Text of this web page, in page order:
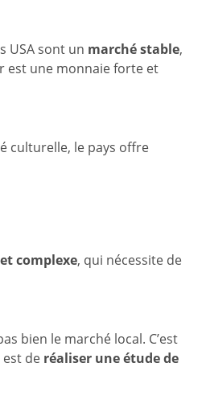
USA sont un marché stable,
est une monnaie forte et
culturelle, le pays offre
complexe, qui nécessite de
bien le marché local. C’est
de réaliser une étude de